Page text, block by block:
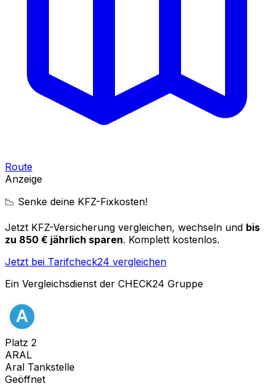
Route
Anzeige
📉 Senke deine KFZ-Fixkosten!
Jetzt KFZ-Versicherung vergleichen, wechseln und bis
zu 850 € jährlich sparen. Komplett kostenlos.
Jetzt bei Tarifcheck24 vergleichen
Ein Vergleichsdienst der CHECK24 Gruppe
Platz 2
ARAL
Aral Tankstelle
Geöffnet